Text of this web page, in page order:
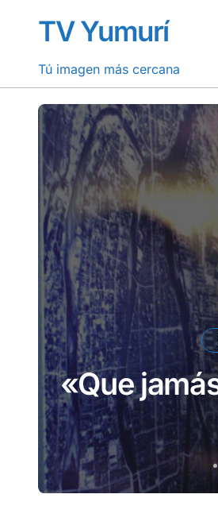
contenidoTV Yumurí
Tú imagen más cercana